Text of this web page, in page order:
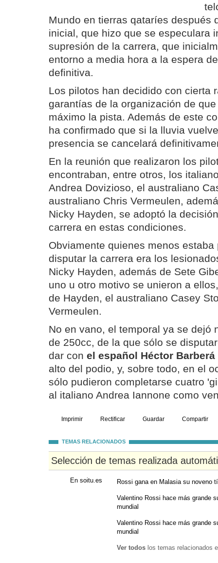
Mundo en tierras qataríes después
inicial, que hizo que se especulara
supresión de la carrera, que
entorno a media hora a la espera
definitiva.
Los pilotos han decidido con cierta
garantías de la organización de
máximo la pista. Además de este
ha confirmado que si la lluvia
presencia se cancelará
En la reunión que realizaron los
encontraban, entre otros, los
Andrea Dovizioso, el australiano
australiano Chris Vermeulen,
Nicky Hayden, se adoptó la
carrera en estas condiciones.
Obviamente quienes menos estaba
disputar la carrera era los
Nicky Hayden, además de Sete
uno u otro motivo se unieron a
de Hayden, el australiano Casey
Vermeulen.
No en vano, el temporal ya se dejó
de 250cc, de la que sólo se
dar con el español Héctor
alto del podio, y, sobre todo, en el
sólo pudieron completarse cuatro
al italiano Andrea Iannone como
Imprimir Rectificar Guardar Compartir
TEMAS RELACIONADOS
Selección de temas realizada
En soitu.es Rossi gana en Malasia su noveno
Valentino Rossi hace más grande
mundial
Valentino Rossi hace más grande
mundial
Ver todos los temas relacionados